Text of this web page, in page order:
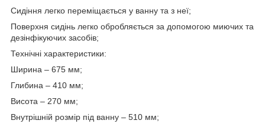
Сидіння легко переміщається у ванну та з неї;
Поверхня сидінь легко обробляється за допомогою миючих та
дезінфікуючих засобів;
Технічні характеристики:
Ширина – 675 мм;
Глибина – 410 мм;
Висота – 270 мм;
Внутрішній розмір під ванну – 510 мм;